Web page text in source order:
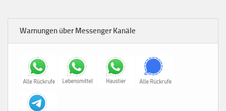
Warnungen über Messenger Kanäle